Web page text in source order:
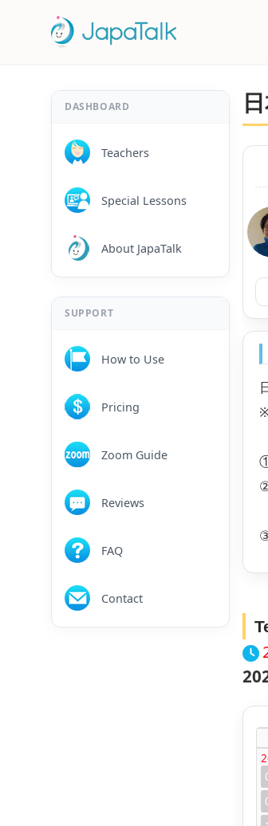
DASHBOARD
Teachers
Special Lessons
About JapaTalk
SUPPORT
How to Use
Pricing
Zoom Guide
Reviews
FAQ
Contact